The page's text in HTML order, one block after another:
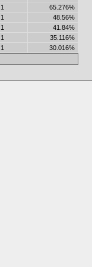
1
65.276%
1
48.56%
1
41.84%
1
35.116%
1
30.016%